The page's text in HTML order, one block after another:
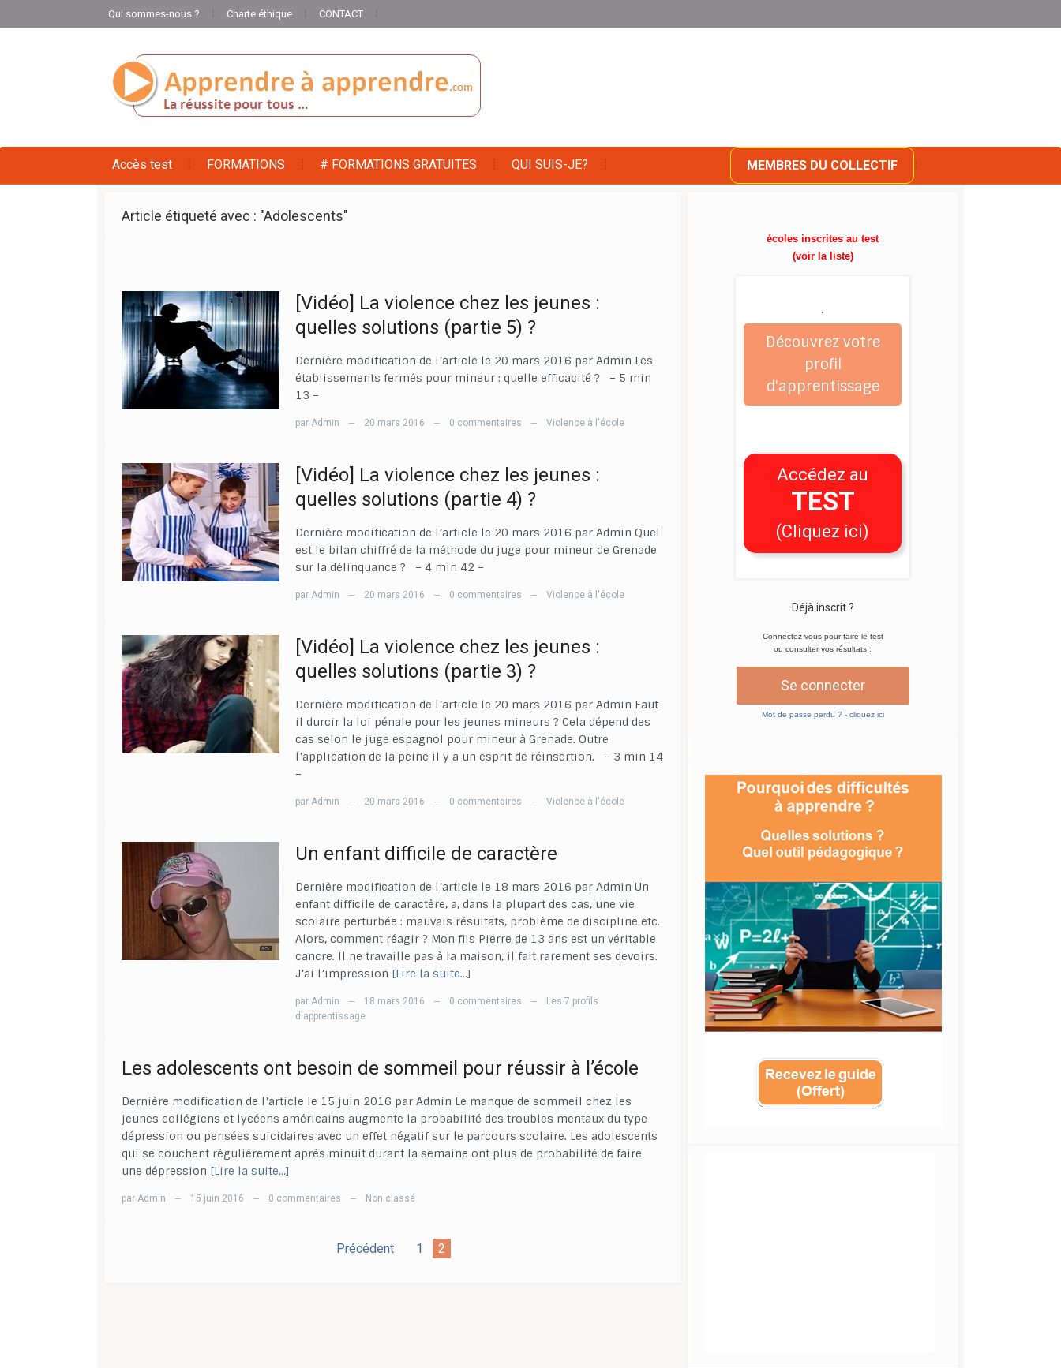
Qui sommes-nous ? Charte éthique CONTACT
Accès test FORMATIONS # FORMATIONS GRATUITES QUI SUIS-JE? MEMBRES DU COLLECTIF
Article étiqueté avec : "Adolescents"
[Vidéo] La violence chez les jeunes :
quelles solutions (partie 5) ?
Dernière modification de l’article le 20 mars 2016 par Admin Les
établissements fermés pour mineur : quelle efficacité ? – 5 min
13 –
par Admin — 20 mars 2016 — 0 commentaires — Violence à l'école
[Vidéo] La violence chez les jeunes :
quelles solutions (partie 4) ?
Dernière modification de l’article le 20 mars 2016 par Admin Quel
est le bilan chiffré de la méthode du juge pour mineur de Grenade
sur la délinquance ? – 4 min 42 –
par Admin — 20 mars 2016 — 0 commentaires — Violence à l'école
[Vidéo] La violence chez les jeunes :
quelles solutions (partie 3) ?
Dernière modification de l’article le 20 mars 2016 par Admin Faut-
il durcir la loi pénale pour les jeunes mineurs ? Cela dépend des
cas selon le juge espagnol pour mineur à Grenade. Outre
l’application de la peine il y a un esprit de réinsertion. – 3 min 14
–
par Admin — 20 mars 2016 — 0 commentaires — Violence à l'école
Un enfant difficile de caractère
Dernière modification de l’article le 18 mars 2016 par Admin Un
enfant difficile de caractère, a, dans la plupart des cas, une vie
scolaire perturbée : mauvais résultats, problème de discipline etc.
Alors, comment réagir ? Mon fils Pierre de 13 ans est un véritable
cancre. Il ne travaille pas à la maison, il fait rarement ses devoirs.
J’ai l’impression [Lire la suite…]
par Admin — 18 mars 2016 — 0 commentaires —
Les 7 profils
d'apprentissage
Les adolescents ont besoin de sommeil pour réussir à l’école
Dernière modification de l’article le 15 juin 2016 par Admin Le manque de sommeil chez les
jeunes collégiens et lycéens américains augmente la probabilité des troubles mentaux du type
dépression ou pensées suicidaires avec un effet négatif sur le parcours scolaire. Les adolescents
qui se couchent régulièrement après minuit durant la semaine ont plus de probabilité de faire
une dépression [Lire la suite…]
par Admin — 15 juin 2016 — 0 commentaires — Non classé
Précédent 1 2
écoles inscrites au test
(voir la liste)
.
Découvrez votre
profil
d'apprentissage
Accédez au
TEST
(Cliquez ici)
Déjà inscrit ?
Connectez-vous pour faire le test
ou consulter vos résultats :
Se connecter
Mot de passe perdu ? - cliquez ici